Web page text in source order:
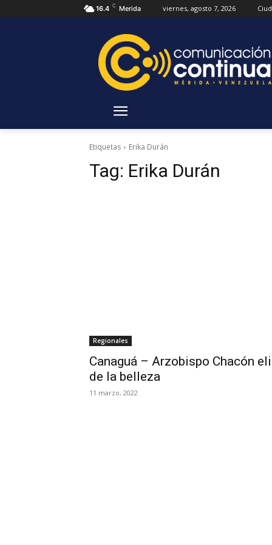
16.4 C Merida viernes, agosto 7, 2026
Etiquetas Erika Durán
Tag: Erika Durán
Regionales
Canaguá – Arzobispo Chacón
de la belleza
11 marzo, 2022